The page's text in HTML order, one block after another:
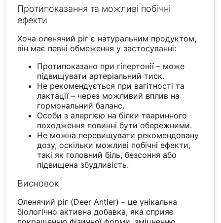
Протипоказання та можливі побічні
ефекти
Хоча оленячий ріг є натуральним продуктом,
він має певні обмеження у застосуванні:
Протипоказано при гіпертонії – може
підвищувати артеріальний тиск.
Не рекомендується при вагітності та
лактації – через можливий вплив на
гормональний баланс.
Особи з алергією на білки тваринного
походження повинні бути обережними.
Не можна перевищувати рекомендовану
дозу, оскільки можливі побічні ефекти,
такі як головний біль, безсоння або
підвищена збудливість.
Висновок
Оленячий ріг (Deer Antler) – це унікальна
біологічно активна добавка, яка сприяє